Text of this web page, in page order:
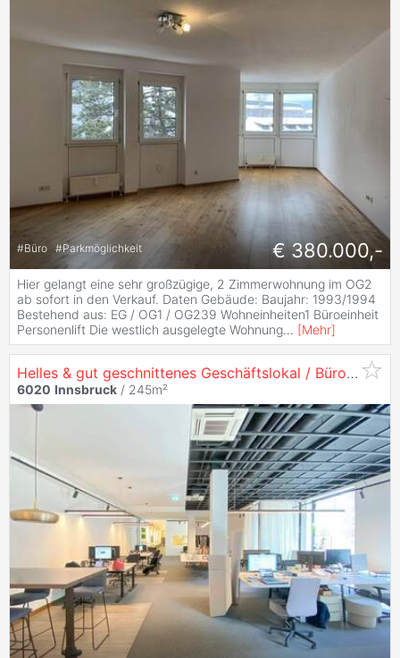
#Büro #Parkmöglichkeit € 380.000,-
Hier gelangt eine sehr großzügige, 2 Zimmerwohnung im OG2
ab sofort in den Verkauf. Daten Gebäude: Baujahr: 1993/1994
Bestehend aus: EG / OG1 / OG239 Wohneinheiten1 Büroeinheit
Personenlift Die westlich ausgelegte Wohnung... [Mehr]
Helles & gut geschnittenes Geschäftslokal / Büro - in
6020 Innsbruck / 245m²